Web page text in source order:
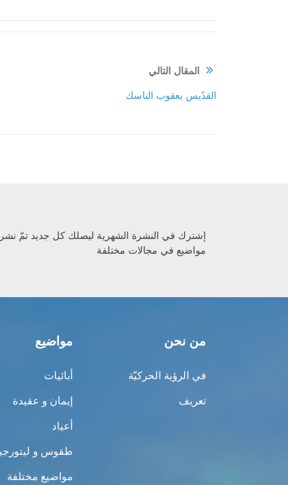
المقال التالي
القدّيس يعقوب الناسك
إشترك في النشرة الشهرية ليصلك كل جديد تمّ
مواضيع في مجالات مختلفة
من نحن
في الرؤية الحركيّة
تعريف
مواضيع
أبائيات
إيمان و عقيدة
أعياد
طقوس و
مواضيع مختلفة